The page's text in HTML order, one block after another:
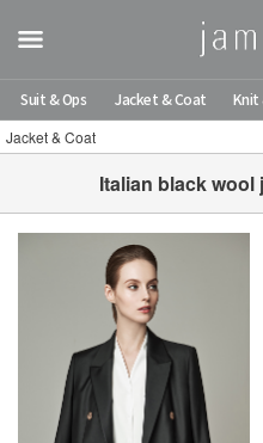
Suit & Ops Jacket & Coat Knit
Jacket & Coat
Italian black wool